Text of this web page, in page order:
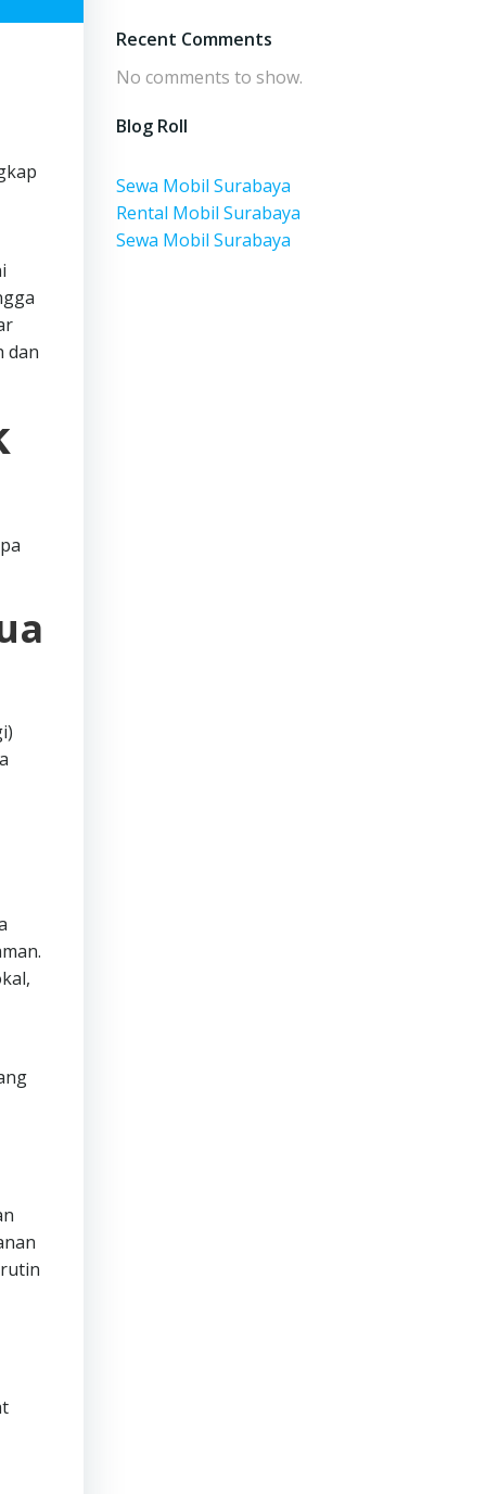
dan
Recent Comments
No comments to show.
Blog Roll
Sewa Mobil Surabaya
Rental Mobil Surabaya
Sewa Mobil Surabaya